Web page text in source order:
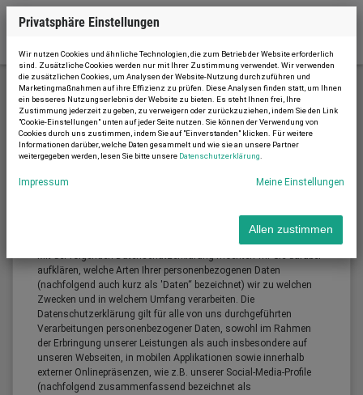
Datenschutzerklärung
Mit der folgenden Datenschutzerklärung möchten wir Sie darüber
aufklären, welche Arten Ihrer personenbezogenen Daten
(nachfolgend auch kurz als 'Daten“ bezeichnet) wir zu welchen
Zwecken und in welchem Umfang verarbeiten. Die
Datenschutzerklärung gilt für alle von uns durchgeführten
Verarbeitungen personenbezogener Daten, sowohl im Rahmen
der Erbringung unserer Leistungen als auch insbesondere auf
unseren Webseiten, in mobilen Applikationen sowie innerhalb
externer Onlinepräsenzen, wie z.B. unserer Social-Media-Profile
(nachfolgend zusammenfassend bezeichnet als
Privatsphäre Einstellungen
Wir nutzen Cookies und ähnliche Technologien, die zum Betrieb der Website erforderlich
sind. Zusätzliche Cookies werden nur mit Ihrer Zustimmung verwendet. Wir verwenden
die zusätzlichen Cookies, um Analysen der Website-Nutzung durchzuführen und
Marketingmaßnahmen auf ihre Effizienz zu prüfen. Diese Analysen finden statt, um Ihnen
ein besseres Nutzungserlebnis der Website zu bieten. Es steht Ihnen frei, Ihre
Zustimmung jederzeit zu geben, zu verweigern oder zurückzuziehen, indem Sie den Link
"Cookie-Einstellungen" unten auf jeder Seite nutzen. Sie können der Verwendung von
Cookies durch uns zustimmen, indem Sie auf "Einverstanden" klicken. Für weitere
Informationen darüber, welche Daten gesammelt und wie sie an unsere Partner
weitergegeben werden, lesen Sie bitte unsere Datenschutzerklärung
Impressum Meine Einstellungen
Allen zustimmen